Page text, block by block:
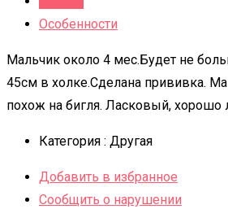
Особенности
Мальчик около 4 мес.Будет не
45см в холке.Сделана прививка.
похож на бигля. Ласковый, хорошо
Категория : Другая
Добавить в избранное
Сообщить о нарушении